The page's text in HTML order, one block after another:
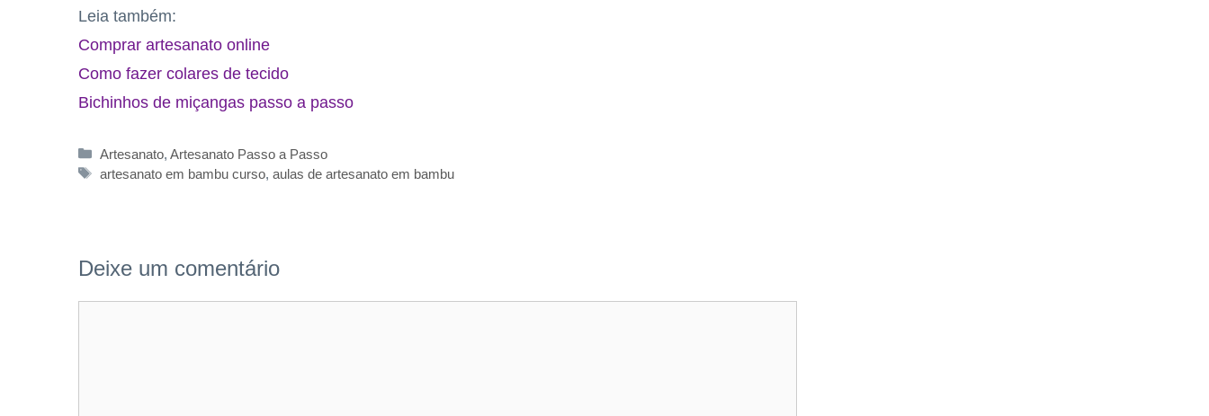
Leia também:
Comprar artesanato online
Como fazer colares de tecido
Bichinhos de miçangas passo a passo
Categorias
Artesanato,Artesanato Passo a Passo
Tags
artesanato em bambu curso,aulas de artesanato em bambu
Deixe um comentário